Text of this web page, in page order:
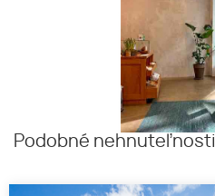
Podobné nehnuteľnosti